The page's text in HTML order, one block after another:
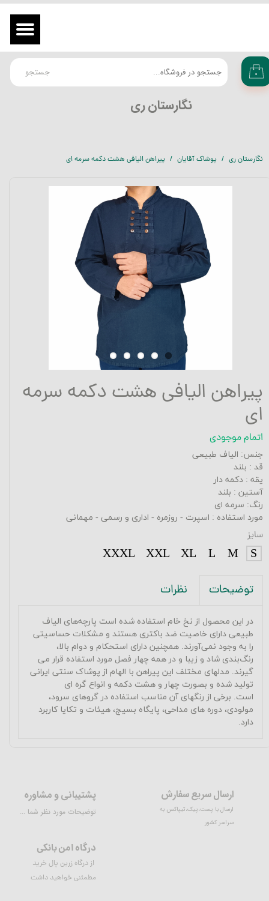
​نگارستان ری
جستجو ۰
تغییر گذر واژه
سفارشات
خروج از حساب کاربری
نگارستان ری پوشاک آقایان پیراهن الیافی هشت دکمه سرمه ای
پیراهن الیافی هشت دکمه سرمه
ای
اتمام موجودی
جنس: الیاف طبیعی
قد : بلند
یقه : دکمه دار
آستین : بلند
رنگ: سرمه ای
مورد استفاده : اسپرت - روزمره - اداری و رسمی - مهمانی
سایز
S
M
L
XL
XXL
XXXL
توضیحات نظرات
در این محصول از نخ خام استفاده شده است پارچه‌های الیاف
طبیعی دارای خاصیت ضد باکتری هستند و مشکلات حساسیتی
را به وجود نمی‌آورند. همچنین دارای استحکام و دوام بالا،
رنگ‌بندی شاد و زیبا و در همه چهار فصل مورد استفاده قرار می
گیرند. مدلهای مختلف این پیراهن با الهام از پوشاک سنتی ایرانی
تولید شده و بصورت چهار و هشت دکمه و انواع گره ای
است. برخی از رنگهای آن مناسب استفاده در گروهای سرود،
مولودی، دوره های مداحی، پایگاه بسیج، هیئات و تکایا کاربرد
دارد.
ارسال سریع سفارش
ارسال با پست،پیک،تیپاکس به
سراسر کشور
درگاه امن بانکی
از درگاه زرین پال خرید
مطمئنی خواهید داشت
پشتیبانی و مشاوره
توضیحات مورد نظر شما ...